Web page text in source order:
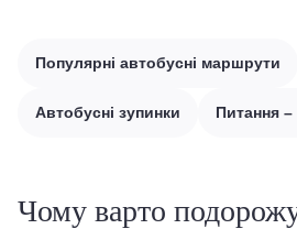
Популярні автобусні маршрути
Автобусні зупинки Питання –
Чому варто